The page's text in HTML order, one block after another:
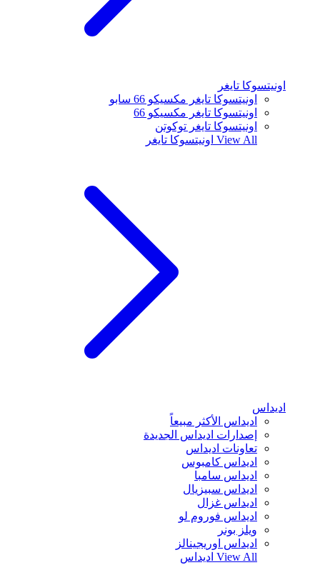
اونيتسوكا تايغر
اونيتسوكا تايغر مكسيكو 66 سابو
اونيتسوكا تايغر مكسيكو 66
اونيتسوكا تايغر توكوتن
View All اونيتسوكا تايغر
اديداس
اديداس الأكثر مبيعاً
إصدارات اديداس الجديدة
تعاونات اديداس
اديداس كامبوس
اديداس سامبا
اديداس سبيزيال
اديداس غزال
اديداس فوروم لو
ويلز بونر
اديداس اوريجينالز
View All اديداس